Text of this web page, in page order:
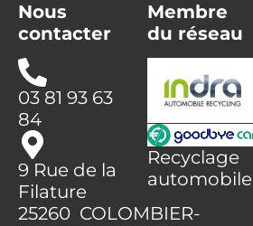
Nous
contacter
03 81 93 63
84
9 Rue de la
Filature
25260 COLOMBIER-
Membre
du réseau
Recyclage
automobile